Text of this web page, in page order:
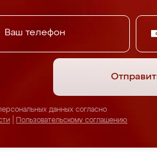
данных согласно
Пользовательскому соглашению